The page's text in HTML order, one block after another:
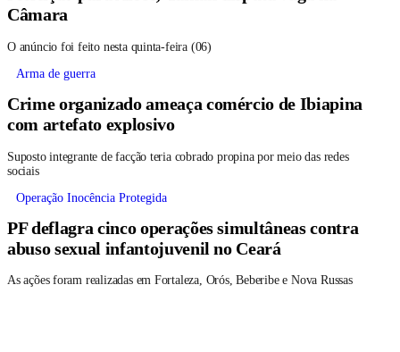
Câmara
O anúncio foi feito nesta quinta-feira (06)
Arma de guerra
Crime organizado ameaça comércio de Ibiapina
com artefato explosivo
Suposto integrante de facção teria cobrado propina por meio das redes
sociais
Operação Inocência Protegida
PF deflagra cinco operações simultâneas contra
abuso sexual infantojuvenil no Ceará
As ações foram realizadas em Fortaleza, Orós, Beberibe e Nova Russas